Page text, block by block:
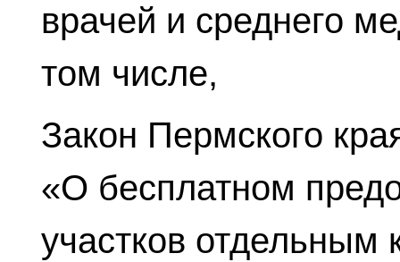
врачей и среднего
том числе,
Закон Пермского
«О бесплатном
участков отдельным